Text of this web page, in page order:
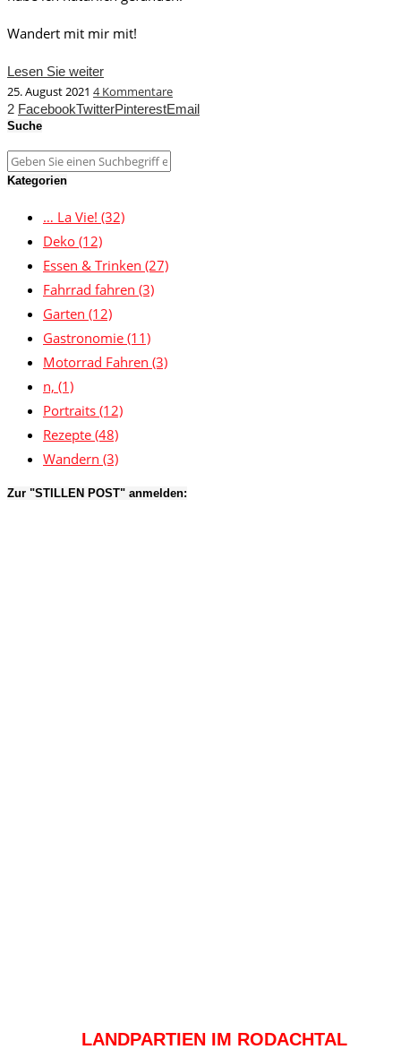
Wandert mit mir mit!
Lesen Sie weiter
25. August 2021 4 Kommentare
2 FacebookTwitterPinterestEmail
Suche
Kategorien
… La Vie! (32)
Deko (12)
Essen & Trinken (27)
Fahrrad fahren (3)
Garten (12)
Gastronomie (11)
Motorrad Fahren (3)
n, (1)
Portraits (12)
Rezepte (48)
Wandern (3)
Zur "STILLEN POST" anmelden:
LANDPARTIEN IM RODACHTAL